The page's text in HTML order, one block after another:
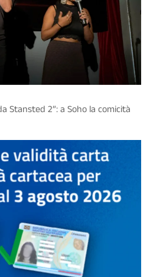
Stansted 2”: a Soho la comicità